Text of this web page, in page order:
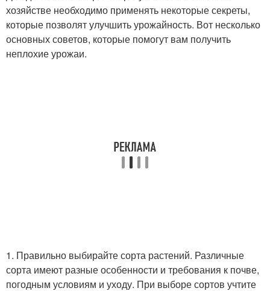
хозяйстве необходимо применять некоторые секреты,
которые позволят улучшить урожайность. Вот несколько
основных советов, которые помогут вам получить
неплохие урожаи.
1. Правильно выбирайте сорта растений. Различные
сорта имеют разные особенности и требования к почве,
погодным условиям и уходу. При выборе сортов учтите